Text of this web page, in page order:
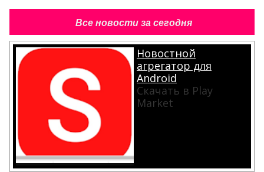
Все новости за сегодня
Новостной
агрегатор для
Android
Скачать в Play
Market